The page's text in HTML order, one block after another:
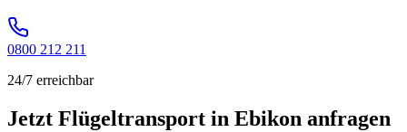
0800 212 211
24/7 erreichbar
Jetzt Flügeltransport in Ebikon anfragen